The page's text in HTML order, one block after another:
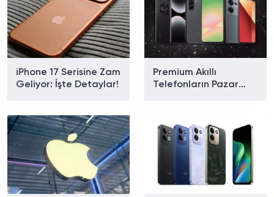
iPhone 17 Serisine Zam
Geliyor: İşte Detaylar!
Premium Akıllı
Telefonların Pazar